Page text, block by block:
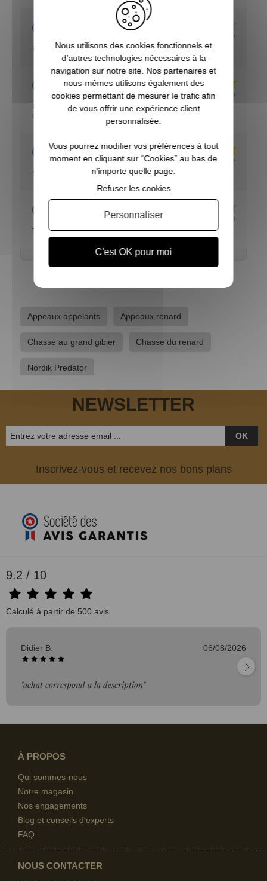
Acheteur Vérifié
(Date de commande : 22/05/2022)
Bon produit,à voir à l essais
Acheteur Vérifié
Publié le 02/08/2021 à 17:10(Date de commande : 19/07/2021)
Bon produit, mais CÔTÉ CHASSE laisse à désirer niveau
commercial
Acheteur Vérifié
Publié le 08/06/2020 à 10:55(Date de commande : 30/05/2020)
Facile d’emploi, maintenant voir l’efficacité sur le terrain
Publié le 03/04/2017 à 14:00(Date de commande : 03/04/2017)
Très bon appel , mais je ne l'ai pas encore essayé
Appeaux appelants Appeaux renard
Chasse au grand gibier Chasse du renard
Nordik Predator
NEWSLETTER
OK
Inscrivez-vous et recevez nos bons plans
9.2 / 10
Calculé à partir de 500 avis.
Didier B. 06/08/2026
"achat correspond a la description"
À PROPOS
Qui sommes-nous
Notre magasin
Nos engagements
Blog et conseils d'experts
FAQ
NOUS CONTACTER
Nous utilisons des cookies fonctionnels et
d’autres technologies nécessaires à la
navigation sur notre site. Nos partenaires et
nous-mêmes utilisons également des
cookies permettant de mesurer le trafic afin
de vous offrir une expérience client
personnalisée.
Vous pourrez modifier vos préférences à tout
moment en cliquant sur “Cookies” au bas de
n'importe quelle page.
C'est OK pour moi
Refuser les cookies
Personnaliser